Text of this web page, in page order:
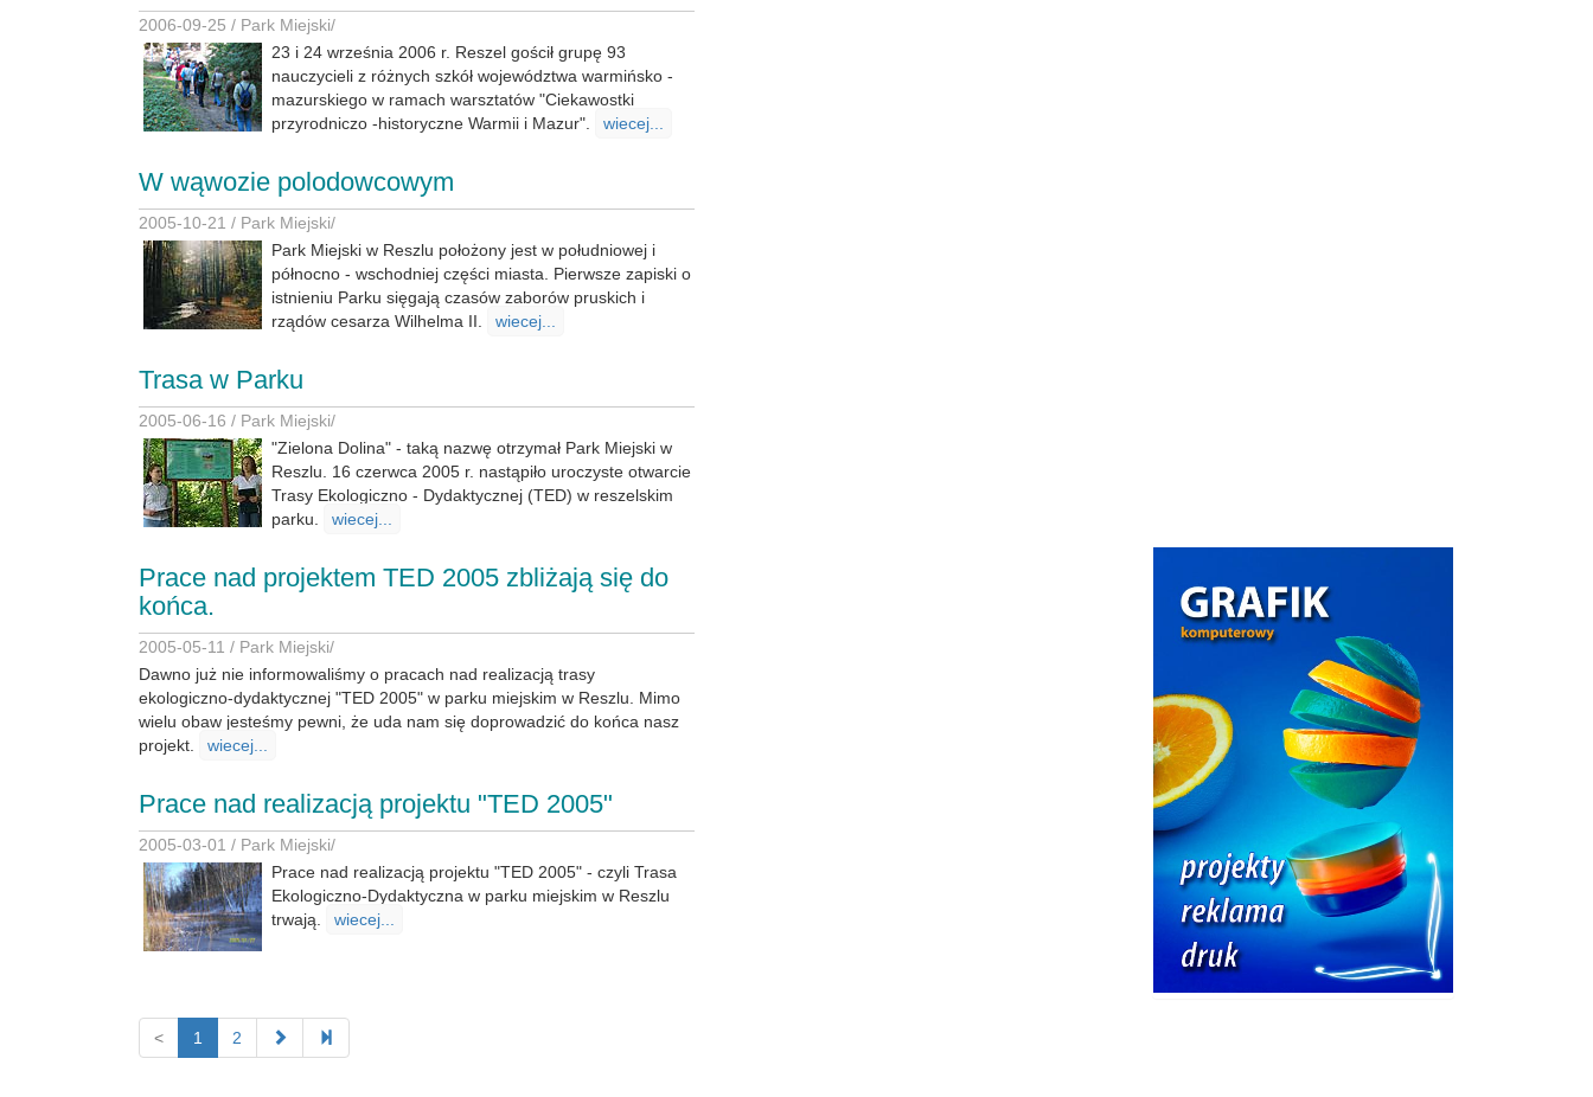
2006-09-25 / Park Miejski/
23 i 24 września 2006 r. Reszel gościł grupę 93
nauczycieli z różnych szkół województwa warmińsko -
mazurskiego w ramach warsztatów "Ciekawostki
przyrodniczo -historyczne Warmii i Mazur".
wiecej...
W wąwozie polodowcowym
2005-10-21 / Park Miejski/
Park Miejski w Reszlu położony jest w południowej i
północno - wschodniej części miasta. Pierwsze zapiski o
istnieniu Parku sięgają czasów zaborów pruskich i
rządów cesarza Wilhelma II.
wiecej...
Trasa w Parku
2005-06-16 / Park Miejski/
"Zielona Dolina" - taką nazwę otrzymał Park Miejski w
Reszlu. 16 czerwca 2005 r. nastąpiło uroczyste otwarcie
Trasy Ekologiczno - Dydaktycznej (TED) w reszelskim
parku.
wiecej...
Prace nad projektem TED 2005 zbliżają się do
końca.
2005-05-11 / Park Miejski/
Dawno już nie informowaliśmy o pracach nad realizacją trasy
ekologiczno-dydaktycznej "TED 2005" w parku miejskim w Reszlu. Mimo
wielu obaw jesteśmy pewni, że uda nam się doprowadzić do końca nasz
projekt.
wiecej...
Prace nad realizacją projektu "TED 2005"
2005-03-01 / Park Miejski/
Prace nad realizacją projektu "TED 2005" - czyli Trasa
Ekologiczno-Dydaktyczna w parku miejskim w Reszlu
trwają.
wiecej...
< 1 2